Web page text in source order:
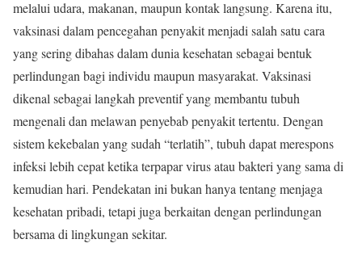
melalui udara, makanan, maupun kontak langsung. Karena itu,
vaksinasi dalam pencegahan penyakit menjadi salah satu cara
yang sering dibahas dalam dunia kesehatan sebagai bentuk
perlindungan bagi individu maupun masyarakat. Vaksinasi
dikenal sebagai langkah preventif yang membantu tubuh
mengenali dan melawan penyebab penyakit tertentu. Dengan
sistem kekebalan yang sudah “terlatih”, tubuh dapat merespons
infeksi lebih cepat ketika terpapar virus atau bakteri yang sama di
kemudian hari. Pendekatan ini bukan hanya tentang menjaga
kesehatan pribadi, tetapi juga berkaitan dengan perlindungan
bersama di lingkungan sekitar.